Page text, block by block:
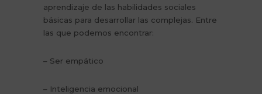
aprendizaje de las habilidades sociales
básicas para desarrollar las complejas. Entre
las que podemos encontrar:
– Ser empático
– Inteligencia emocional